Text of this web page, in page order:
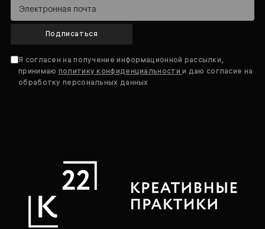
Подписаться
Я согласен на получение информационной рассылки,
принимаю политику конфиденциальностии даю согласие на
обработку персональных данных